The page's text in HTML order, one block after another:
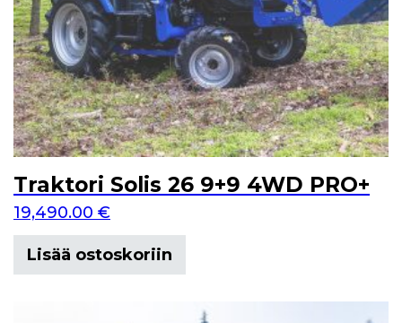
Traktori Solis 26 9+9 4WD PRO+
19,490.00 €
Lisää ostoskoriin